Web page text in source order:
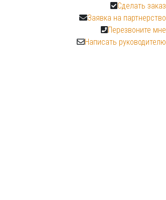
Сделать заказ
Заявка на партнерство
Перезвоните мне
Написать руководителю